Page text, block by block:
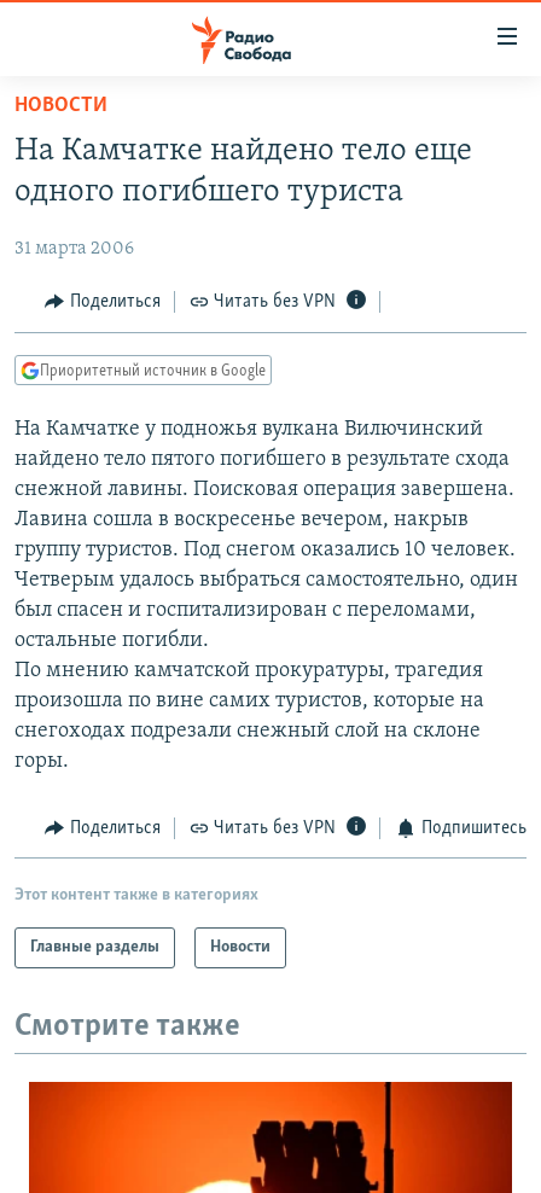
упрощенного
доступа
основному
Вернутся
главной
навигации
Вернутся
поиску
ЦИТАТЫ СВОБОДЫ
МНЕНИЯ
IDEL.РЕАЛИИ
КАВКАЗ.РЕАЛИИ
СЕВЕР.РЕАЛИИ
СИБИРЬ.РЕАЛИИ
РАСПИСАНИЕ ВЕЩАНИЯ
ПОДПИШИТЕСЬ НА РАССЫЛКУ
СОЦИАЛЬНЫЕ СЕТИ
Все сайты РСЕ/РС
НОВОСТИ
На Камчатке найдено тело еще
одного погибшего туриста
31 марта 2006
Поделиться Читать без VPN
Приоритетный источник в Google
На Камчатке у подножья вулкана Вилючинский
найдено тело пятого погибшего в результате схода
снежной лавины. Поисковая операция завершена.
Лавина сошла в воскресенье вечером, накрыв
группу туристов. Под снегом оказались 10 человек.
Четверым удалось выбраться самостоятельно, один
был спасен и госпитализирован с переломами,
остальные погибли.
По мнению камчатской прокуратуры, трагедия
произошла по вине самих туристов, которые на
снегоходах подрезали снежный слой на склоне
горы.
Поделиться Читать без VPN Подпишитесь
Этот контент также в категориях
Главные разделы Новости
Смотрите также